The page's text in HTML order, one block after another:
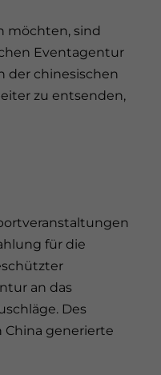
möchten, sind
Eventagentur
der chinesischen
zu entsenden,
für die
an das
Des
China generierte